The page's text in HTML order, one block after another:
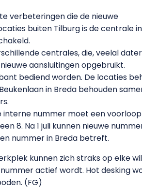
verbeteringen die de nieuwe
buiten Tilburg is de centrale
centrales, die, veelal
aansluitingen opgebruikt.
bediend worden. De locaties
in Breda behouden
interne nummer moet een
8. Na 1 juli kunnen nieuwe
nummer in Breda betreft.
kunnen zich straks op elke
actief wordt. Hot desking
(FG)